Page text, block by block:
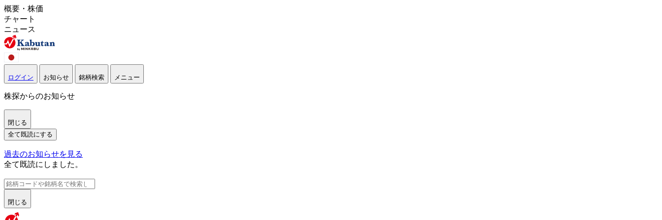
概要・株価
チャート
ニュース
ログイン お知らせ 銘柄検索 メニュー
株探からのお知らせ
閉じる
全て既読にする
過去のお知らせを見る
全て既読にしました。
閉じる